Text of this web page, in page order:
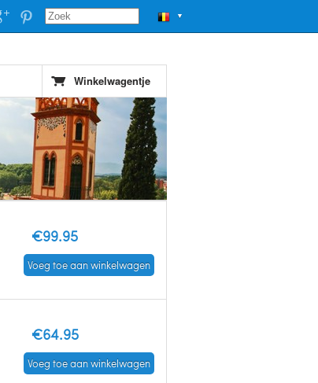
▼
Winkelwagentje
€99.95
Voeg toe aan winkelwagen
€64.95
Voeg toe aan winkelwagen